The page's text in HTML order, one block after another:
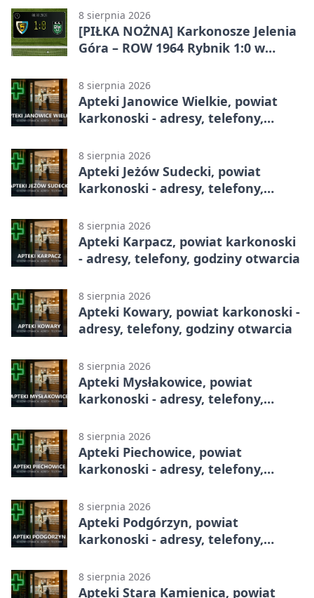
8 sierpnia 2026
[PIŁKA NOŻNA] Karkonosze Jelenia
Góra – ROW 1964 Rybnik 1:0 w
8 sierpnia 2026
Apteki Janowice Wielkie, powiat
karkonoski - adresy, telefony,
8 sierpnia 2026
Apteki Jeżów Sudecki, powiat
karkonoski - adresy, telefony,
8 sierpnia 2026
Apteki Karpacz, powiat karkonoski
- adresy, telefony, godziny otwarcia
8 sierpnia 2026
Apteki Kowary, powiat karkonoski -
adresy, telefony, godziny otwarcia
8 sierpnia 2026
Apteki Mysłakowice, powiat
karkonoski - adresy, telefony,
8 sierpnia 2026
Apteki Piechowice, powiat
karkonoski - adresy, telefony,
8 sierpnia 2026
Apteki Podgórzyn, powiat
karkonoski - adresy, telefony,
8 sierpnia 2026
Apteki Stara Kamienica, powiat